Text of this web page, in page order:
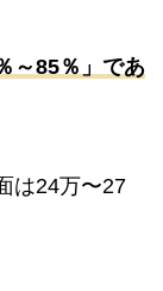
～85％」であ
は24万〜27